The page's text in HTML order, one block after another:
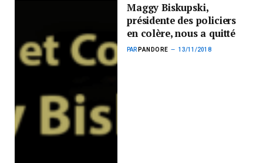
Maggy Biskupski,
présidente des policiers
en colère, nous a quitté
PAR PANDORE 13/11/2018